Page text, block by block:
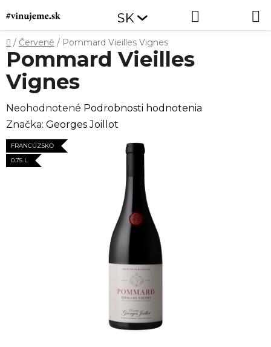
na
obsah
SK
Domov
/ Červené / Pommard Vieilles Vignes
Pommard Vieilles
Vignes
Priemerné
hodnotenie
produktu
je
Neohodnotené Podrobnosti hodnotenia
Značka: Georges Joillot
FRANCÚZSKO
0.75 L